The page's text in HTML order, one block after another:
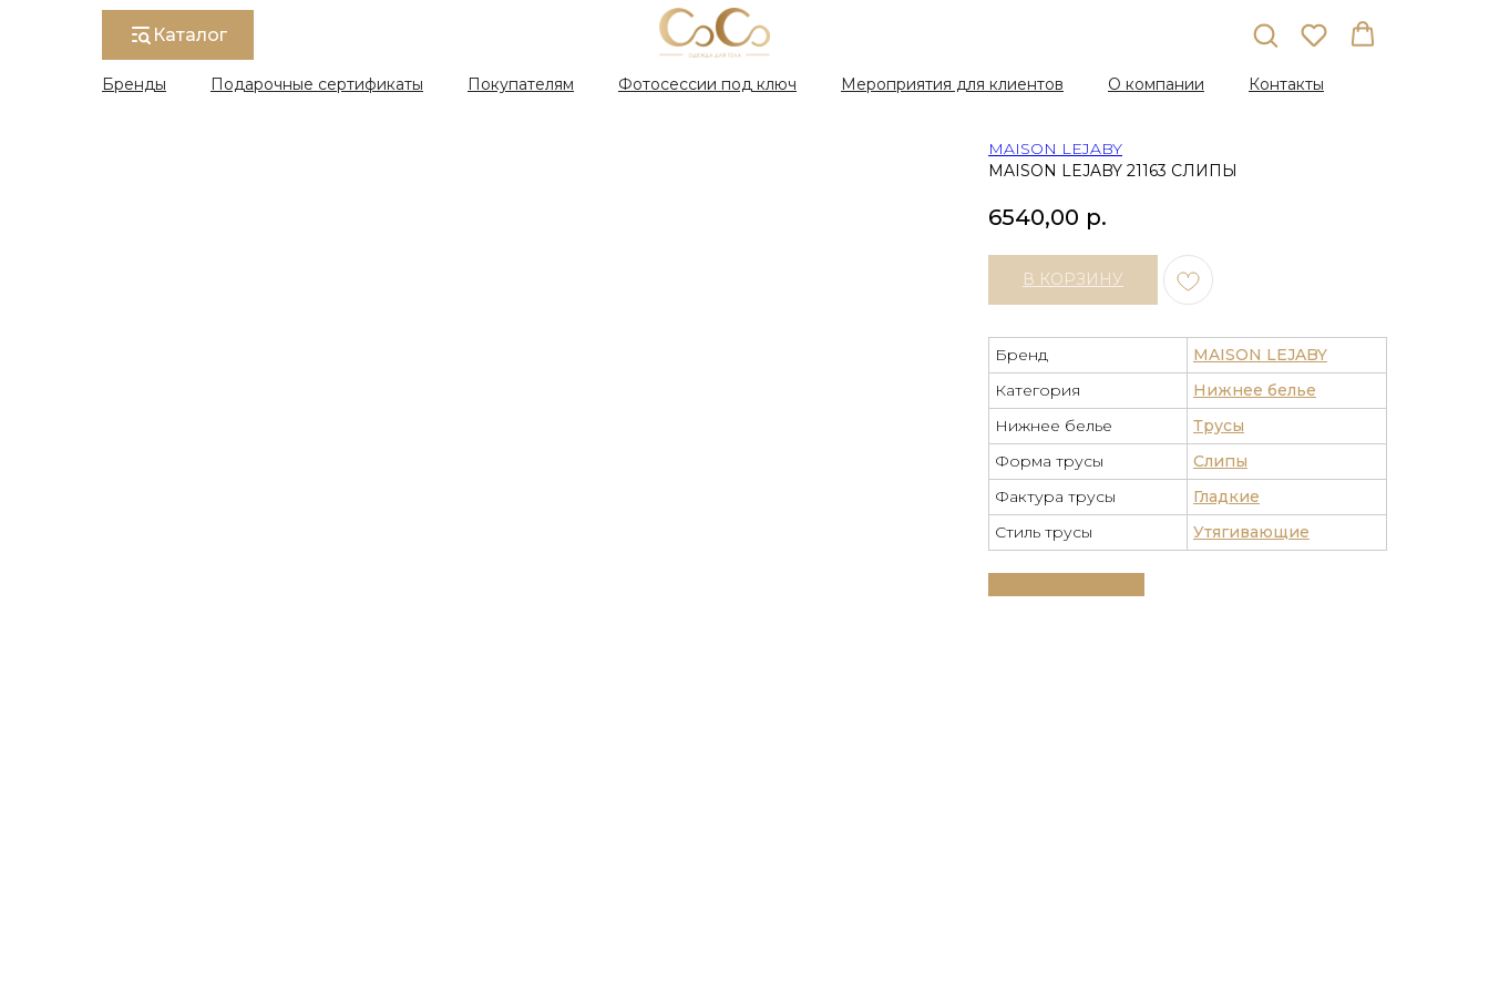
Каталог
Бренды Подарочные сертификаты Покупателям Фотосессии под ключ Мероприятия для клиентов О компании Контакты
MAISON LEJABY 21163 СЛИПЫ
MAISON LEJABY
6540,00 р.
В КОРЗИНУ
Бренд
MAISON LEJABY
Категория
Нижнее белье
Нижнее белье
Трусы
Форма трусы
Слипы
Фактура трусы
Гладкие
Стиль трусы
Утягивающие